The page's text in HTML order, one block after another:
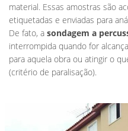
material. Essas amostras são
etiquetadas e enviadas para
De fato, a sondagem a
interrompida quando for
para aquela obra ou atingir o
(critério de paralisação).